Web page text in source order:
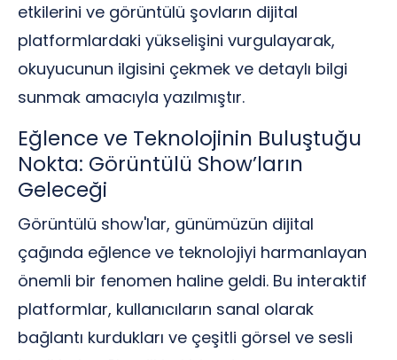
etkilerini ve görüntülü şovların dijital
platformlardaki yükselişini vurgulayarak,
okuyucunun ilgisini çekmek ve detaylı bilgi
sunmak amacıyla yazılmıştır.
Eğlence ve Teknolojinin Buluştuğu
Nokta: Görüntülü Show’ların
Geleceği
Görüntülü show'lar, günümüzün dijital
çağında eğlence ve teknolojiyi harmanlayan
önemli bir fenomen haline geldi. Bu interaktif
platformlar, kullanıcıların sanal olarak
bağlantı kurdukları ve çeşitli görsel ve sesli